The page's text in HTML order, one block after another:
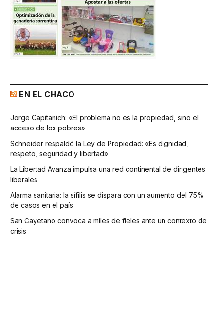
EN EL CHACO
Jorge Capitanich: «El problema no es la propiedad, sino el
acceso de los pobres»
Schneider respaldó la Ley de Propiedad: «Es dignidad,
respeto, seguridad y libertad»
La Libertad Avanza impulsa una red continental de dirigentes
liberales
Alarma sanitaria: la sífilis se dispara con un aumento del 75%
de casos en el país
San Cayetano convoca a miles de fieles ante un contexto de
crisis